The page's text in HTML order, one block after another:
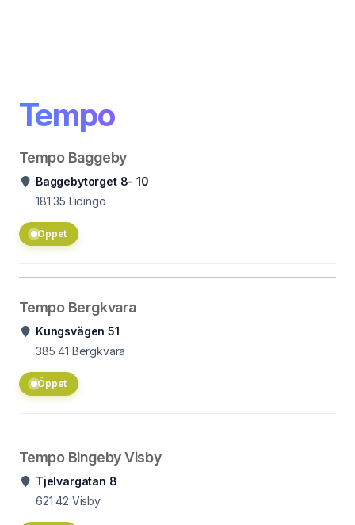
Tempo
Tempo Baggeby
Baggebytorget 8- 10
181 35 Lidingö
Öppet
Tempo Bergkvara
Kungsvägen 51
385 41 Bergkvara
Öppet
Tempo Bingeby Visby
Tjelvargatan 8
621 42 Visby